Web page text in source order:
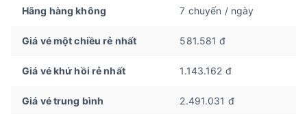
Hãng hàng không 7 chuyến / ngày
Giá vé một chiều rẻ nhất 581.581 đ
Giá vé khứ hồi rẻ nhất 1.143.162 đ
Giá vé trung bình 2.491.031 đ